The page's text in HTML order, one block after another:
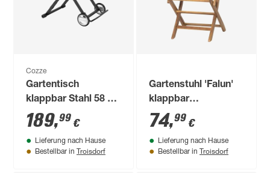
Cozze
Gartentisch
klappbar Stahl 58 x
78 x 83 cm
189,99 €
Lieferung nach Hause
Bestellbar in Troisdorf
Gartenstuhl 'Falun'
klappbar
Akazienholz braun
50,5 x 88,5 x 55 cm
74,99 €
Lieferung nach Hause
Bestellbar in Troisdorf